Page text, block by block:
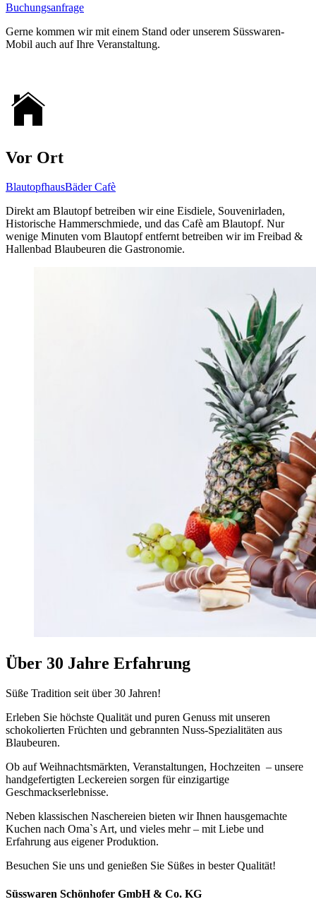
Buchungsanfrage
Gerne kommen wir mit einem Stand oder unserem Süsswaren-
Mobil auch auf Ihre Veranstaltung.
Vor Ort
BlautopfhausBäder Cafè
Direkt am Blautopf betreiben wir eine Eisdiele, Souvenirladen,
Historische Hammerschmiede, und das Cafè am Blautopf. Nur
wenige Minuten vom Blautopf entfernt betreiben wir im Freibad &
Hallenbad Blaubeuren die Gastronomie.
Über 30 Jahre Erfahrung
Süße Tradition seit über 30 Jahren!
Erleben Sie höchste Qualität und puren Genuss mit unseren
schokolierten Früchten und gebrannten Nuss-Spezialitäten aus
Blaubeuren.
Ob auf Weihnachtsmärkten, Veranstaltungen, Hochzeiten – unsere
handgefertigten Leckereien sorgen für einzigartige
Geschmackserlebnisse.
Neben klassischen Naschereien bieten wir Ihnen hausgemachte
Kuchen nach Oma`s Art, und vieles mehr – mit Liebe und
Erfahrung aus eigener Produktion.
Besuchen Sie uns und genießen Sie Süßes in bester Qualität!
Süsswaren Schönhofer GmbH & Co. KG